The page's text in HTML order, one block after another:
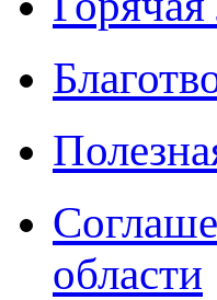
области